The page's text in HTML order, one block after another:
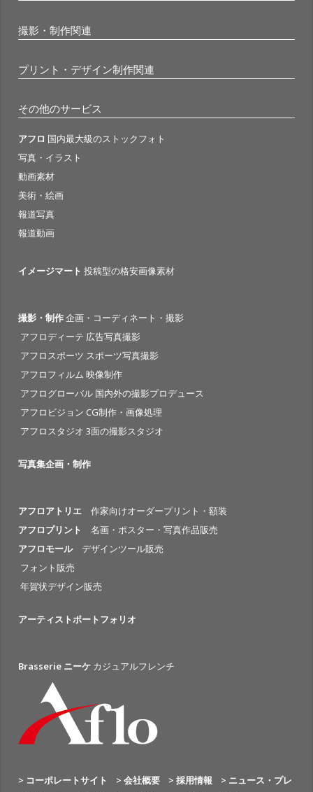
撮影・制作関連
プリント・デザイン制作関連
その他のサービス
アフロ 国内最大級のストックフォト
写真・イラスト
動画素材
美術・絵画
報道写真
報道動画
イメージマート 投稿型の格安画像素材
撮影・制作企画・コーディネート・撮影
アフロディーテ 広告写真撮影
アフロスポーツ スポーツ写真撮影
アフロフィルム 映像制作
アフログローバル 国内外の撮影プロデュース
アフロビジョン CG制作・画像処理
アフロスタジオ 3面の撮影スタジオ
写真集企画・制作
アフロアトリエ 作家向けオーダープリント・額装
アフロプリント
名画・ポスター・写真作品販売
アフロモールデザインツール販売
フォント販売
年賀状デザイン販売
アーティストポートフォリオ
Brasserie ニーケ カジュアルフレンチ
> コーポレートサイト > 会社概要 > 採用情報 > ニュース・プレ